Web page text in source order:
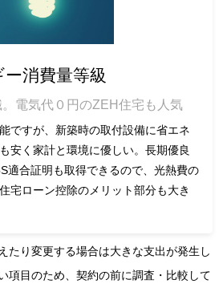
消費量等級
電気代０円のZEH住宅も人気
ですが、新築時の取付設備に省エネ
安く家計と環境に優しい。長期優良
適合証明も取得できるので、光熱費の
宅ローン控除のメリット部分も大き
たり変更する場合は大きな支出が発生し
項目のため、契約の前に調査・比較して